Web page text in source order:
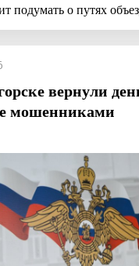
подумать о путях
вернули
мошенниками